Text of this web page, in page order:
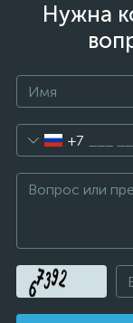
Нужна
+7